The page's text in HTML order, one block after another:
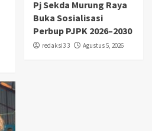
Pj Sekda Murung Raya
Buka Sosialisasi
Perbup PJPK 2026–2030
redaksi3 3 Agustus 5, 2026